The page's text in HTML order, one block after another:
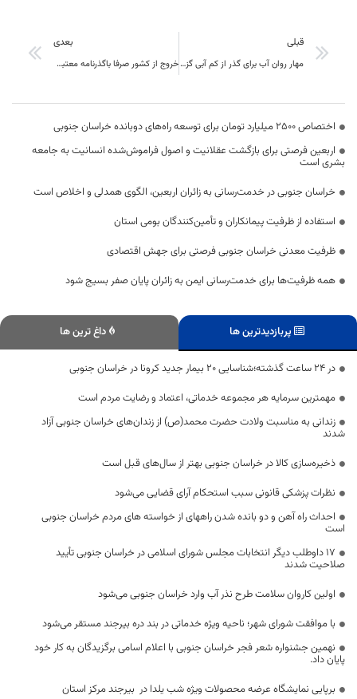
قبلی
مهار روان آب برای گذر از کم آبی گزارشی خاص و کاربردی از ایرنا خراسان جنوبی
بعدی
خروج از كشور صرفا باگذرنامه معتبر امكان پذير است
اختصاص 2500 میلیارد تومان برای توسعه راه‌های دوبانده خراسان جنوبی
اربعین فرصتی برای بازگشت عقلانیت و اصول فراموش‌شده انسانیت به جامعه
بشری است
خراسان جنوبی در خدمت‌رسانی به زائران اربعین، الگوی همدلی و اخلاص است
استفاده از ظرفیت پیمانکاران و تأمین‌کنندگان بومی استان
ظرفیت معدنی خراسان جنوبی فرصتی برای جهش اقتصادی
همه ظرفیت‌ها برای خدمت‌رسانی ایمن به زائران پایان صفر بسیج شود
پربازدیدترین ها داغ ترین ها
در 24 ساعت گذشته؛شناسایی 20 بیمار جدید کرونا در خراسان جنوبی
مهمترین سرمایه هر مجموعه خدماتی، اعتماد و رضایت مردم است
زندانی به مناسبت ولادت حضرت محمد(ص) از زندان‌های خراسان جنوبی آزاد
شدند
ذخیره‌سازی کالا در خراسان جنوبی بهتر از سال‌های قبل است
نظرات پزشکی قانونی سبب استحکام آرای قضایی می‌شود
احداث راه آهن و دو بانده شدن راههای از خواسته های مردم خراسان جنوبی
است
۱۷ داوطلب دیگر انتخابات مجلس شورای اسلامی در خراسان جنوبی تأیید
صلاحیت شدند
اولین کاروان سلامت طرح نذر آب وارد خراسان جنوبی می‌شود
با موافقت شورای شهر؛ ناحیه ویژه خدماتی در بند دره بیرجند مستقر می‌شود
نهمین جشنواره شعر فجر خراسان جنوبی با اعلام اسامی برگزیدگان به کار خود
پایان داد.
برپایی نمایشگاه عرضه محصولات ویژه شب یلدا در بیرجند مرکز استان